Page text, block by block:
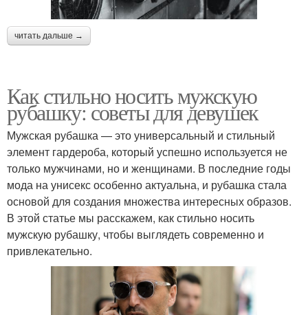
читать дальше →
Как стильно носить мужскую
рубашку: советы для девушек
Мужская рубашка — это универсальный и стильный
элемент гардероба, который успешно используется не
только мужчинами, но и женщинами. В последние годы
мода на унисекс особенно актуальна, и рубашка стала
основой для создания множества интересных образов.
В этой статье мы расскажем, как стильно носить
мужскую рубашку, чтобы выглядеть современно и
привлекательно.